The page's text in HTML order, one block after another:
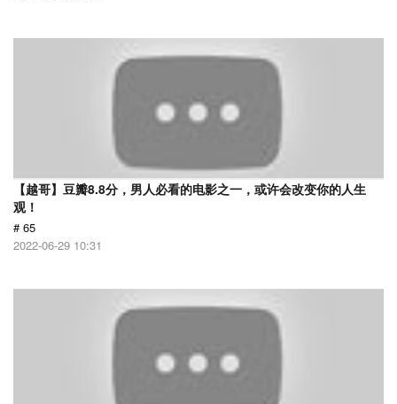
【越哥】豆瓣8.8分，男人必看的电影之一，或许会改变你的人生
观！
# 65
2022-06-29 10:31